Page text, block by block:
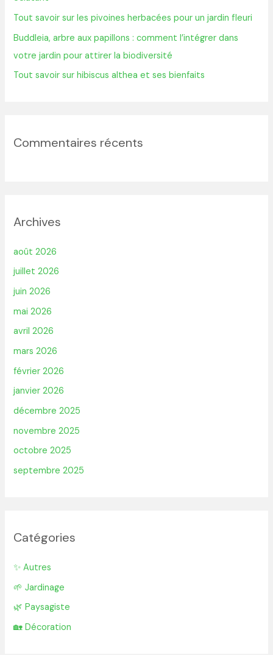
r
:
Tout savoir sur les pivoines herbacées pour un jardin fleuri
Buddleia, arbre aux papillons : comment l’intégrer dans
votre jardin pour attirer la biodiversité
Tout savoir sur hibiscus althea et ses bienfaits
Commentaires récents
Archives
août 2026
juillet 2026
juin 2026
mai 2026
avril 2026
mars 2026
février 2026
janvier 2026
décembre 2025
novembre 2025
octobre 2025
septembre 2025
Catégories
✨ Autres
🌱 Jardinage
🌿 Paysagiste
🏡 Décoration